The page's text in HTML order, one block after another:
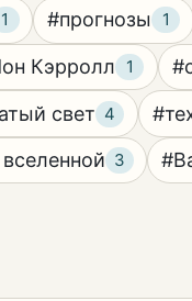
1 #прогнозы 1
Кэрролл 1
свет 4
3